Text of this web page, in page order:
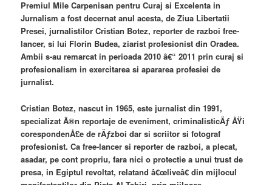
Premiul Mile Carpenisan pentru Curaj si Excelenta in
Jurnalism a fost decernat anul acesta, de Ziua Libertatii
Presei, jurnalistilor Cristian Botez, reporter de razboi free-
lancer, si lui Florin Budea, ziarist profesionist din Oradea.
Ambii s-au remarcat in perioada 2010 â€“ 2011 prin curaj si
profesionalism in exercitarea si apararea profesiei de
jurnalist.
Cristian Botez, nascut in 1965, este jurnalist din 1991,
specializat Ã®n reportaje de eveniment, criminalisticÄƒ ÅŸi
corespondenÅ£e de rÄƒzboi dar si scriitor si fotograf
profesionist. Ca free-lancer si reporter de razboi, a plecat,
asadar, pe cont propriu, fara nici o protectie a unui trust de
presa, in Egiptul revoltat, relatand â€œliveâ€ din mijlocul